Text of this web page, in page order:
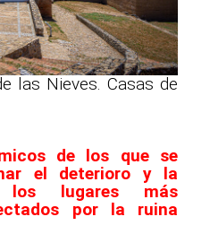
las Nieves. Casas de
de los que se
el deterioro y la
los lugares más
por la ruina